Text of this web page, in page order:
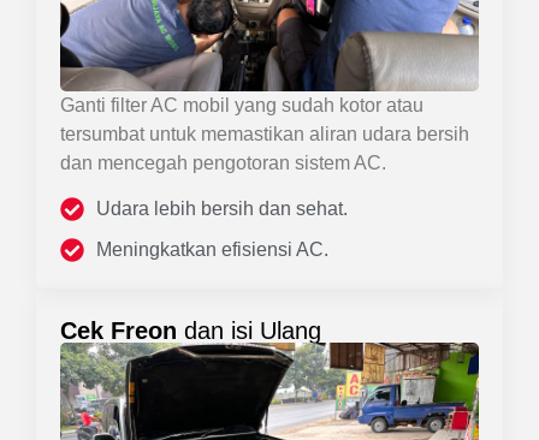
Ganti filter AC mobil yang sudah kotor atau
tersumbat untuk memastikan aliran udara bersih
dan mencegah pengotoran sistem AC.
Udara lebih bersih dan sehat.
Meningkatkan efisiensi AC.
Cek Freon dan isi Ulang